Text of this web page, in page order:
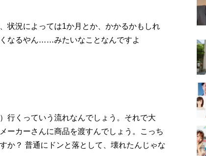
状況によっては1か月とか、かかるかもしれ
なるやん……みたいなことなんですよ
行くっていう流れなんでしょう。それで大
ーカーさんに商品を渡すんでしょう。こっち
か？ 普通にドンと落として、壊れたんじゃな